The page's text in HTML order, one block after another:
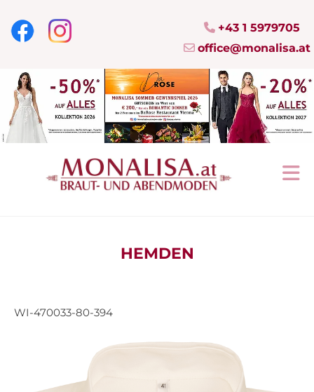
 +43 1 5979705
 office@monalisa.at
HEMDEN
WI-470033-80-394